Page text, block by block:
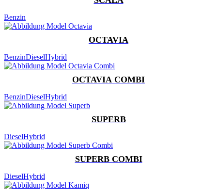
Benzin
OCTAVIA
BenzinDieselHybrid
OCTAVIA COMBI
BenzinDieselHybrid
SUPERB
DieselHybrid
SUPERB COMBI
DieselHybrid